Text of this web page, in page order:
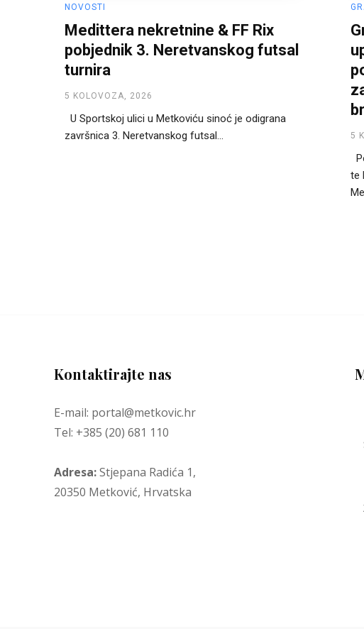
NOVOSTI
Medittera nekretnine & FF Rix
pobjednik 3. Neretvanskog futsal
turnira
5 KOLOVOZA, 2026
U Sportskoj ulici u Metkoviću sinoć je odigrana
završnica 3. Neretvanskog futsal...
5
te
Kontaktirajte nas
E-mail: portal@metkovic.hr
Tel: +385 (20) 681 110
Adresa:Stjepana Radića 1,
20350 Metković, Hrvatska